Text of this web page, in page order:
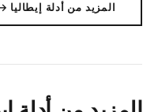
المزيد من أدلة إيطاليا